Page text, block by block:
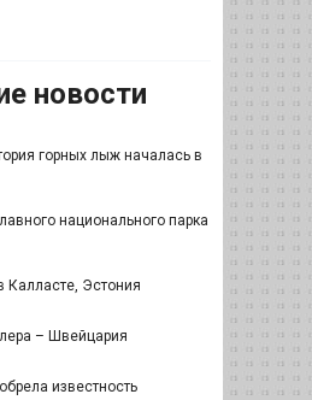
новости
горных лыж началась в
национального парка
Калласте, Эстония
– Швейцария
известность